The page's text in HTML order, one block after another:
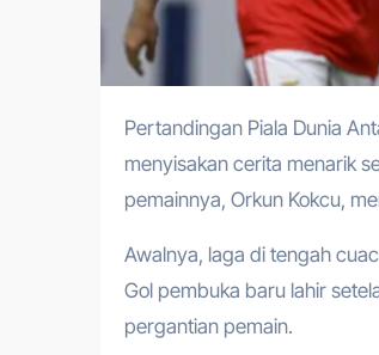
Pertandingan Piala Dunia Antarklub 2025 antara Benfica melawan Auckland City pada Jumat (20/6) malam WIB
menyisakan cerita menarik
pemainnya, Orkun Kokcu,
Awalnya, laga di tengah
Gol pembuka baru lahir
pergantian pemain.